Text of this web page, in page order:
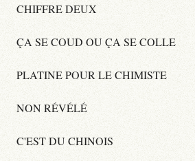
CHIFFRE DEUX
ÇA SE COUD OU ÇA SE COLLE
PLATINE POUR LE CHIMISTE
NON RÉVÉLÉ
C'EST DU CHINOIS